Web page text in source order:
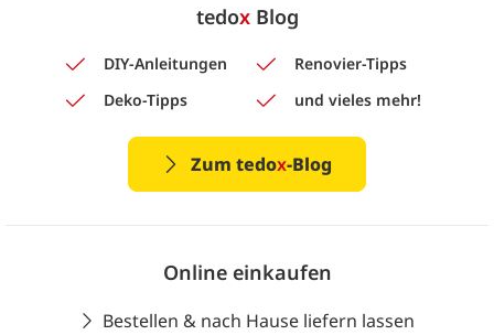
tedoxBlog
DIY-Anleitungen
Renovier-Tipps
Deko-Tipps
und vieles mehr!
Zum tedox-Blog
Online einkaufen
Bestellen & nach Hause liefern lassen